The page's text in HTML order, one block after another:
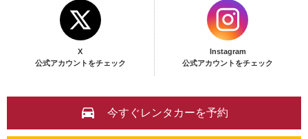
X
公式アカウントをチェック
Instagram
公式アカウントをチェック
今すぐレンタカーを予約